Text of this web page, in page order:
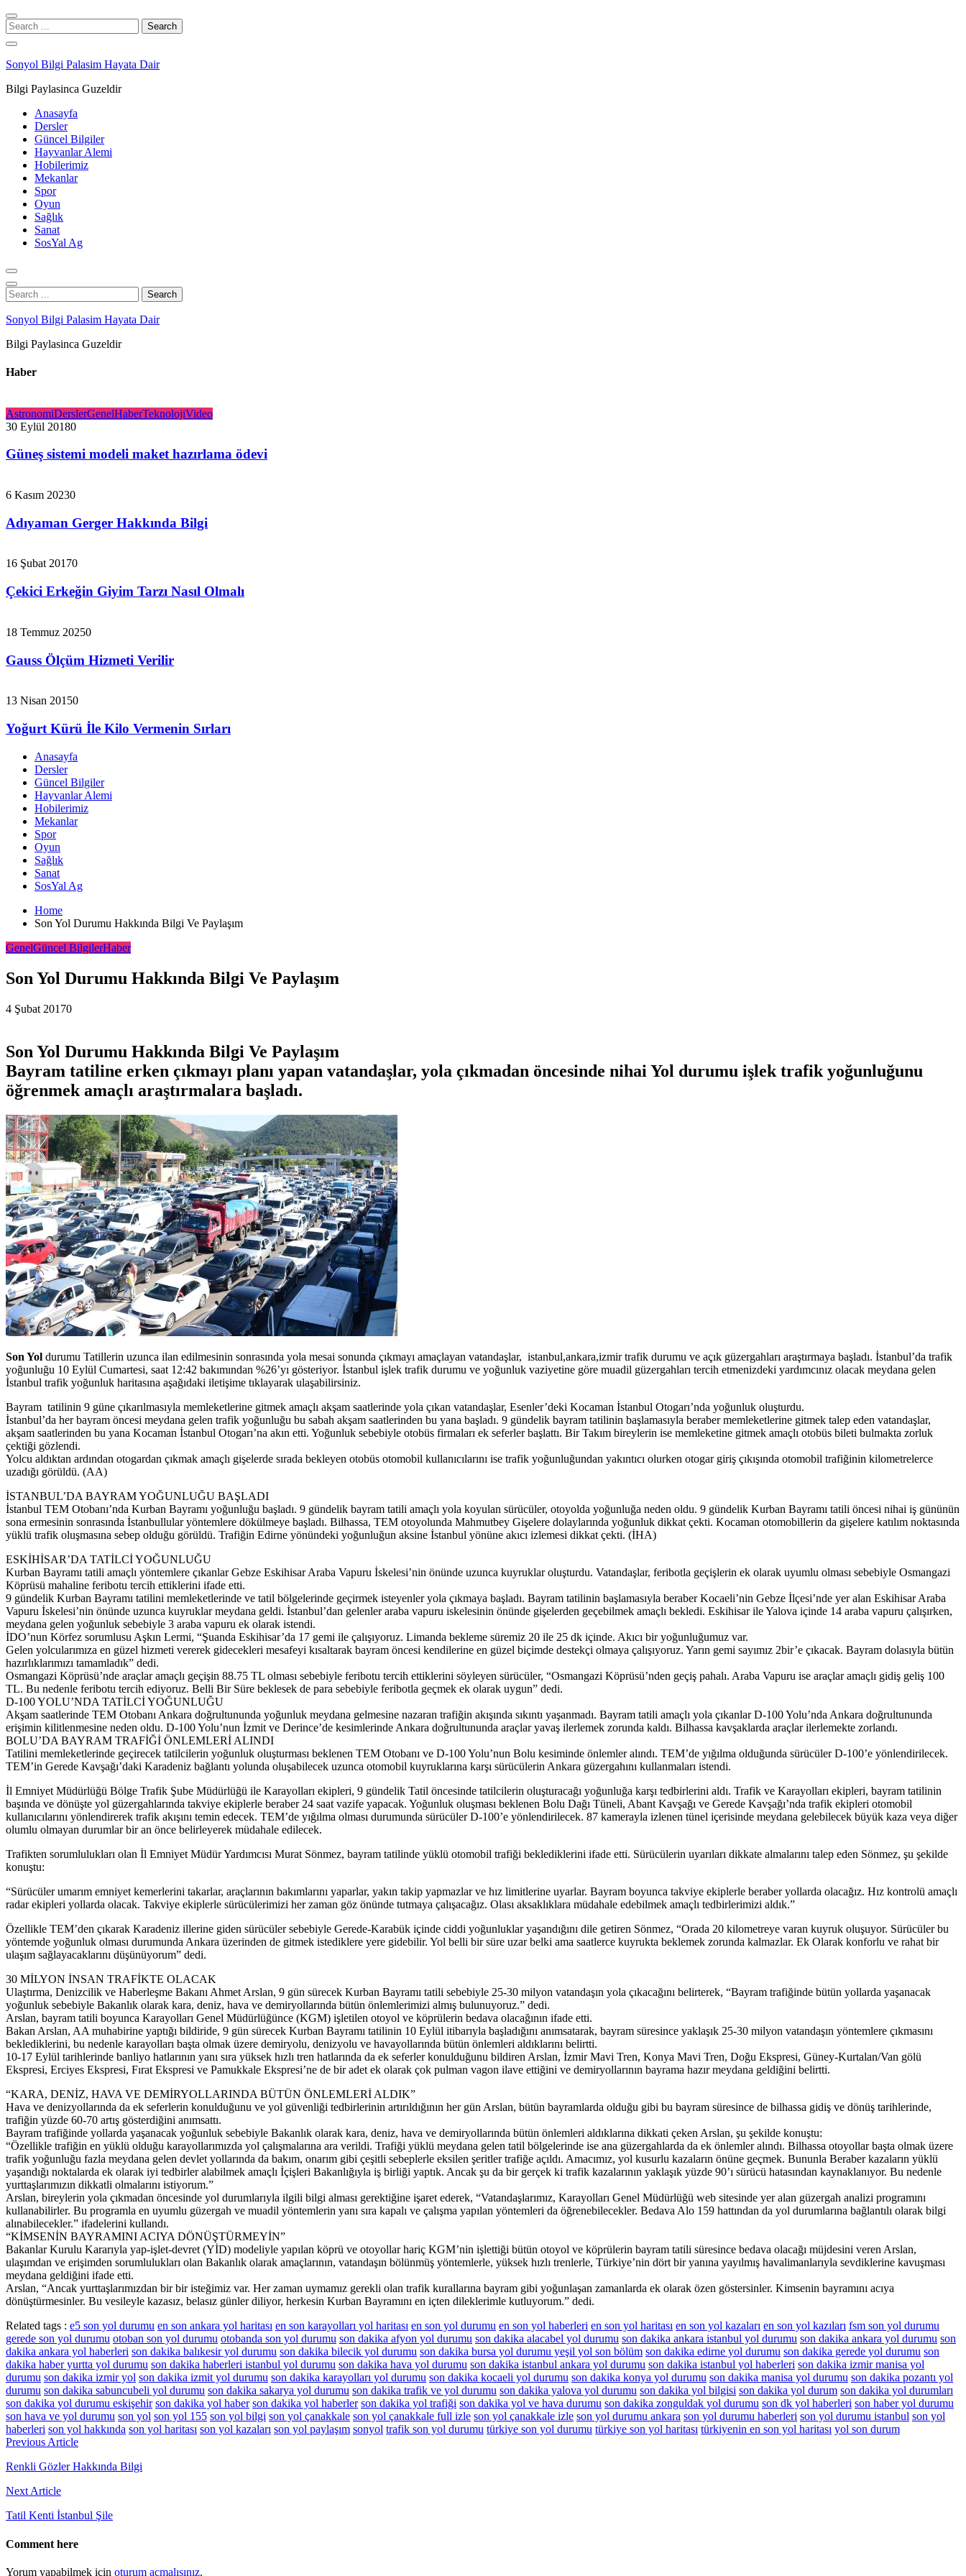
Skip
to
navigation
Skip
to
content
Search
for:
Sonyol Bilgi Palasim Hayata Dair
Bilgi Paylasinca Guzeldir
Anasayfa
Dersler
Güncel Bilgiler
Hayvanlar Alemi
Hobilerimiz
Mekanlar
Spor
Oyun
Sağlık
Sanat
SosYal Ag
Search
for:
Sonyol Bilgi Palasim Hayata Dair
Bilgi Paylasinca Guzeldir
Haber
AstronomiDerslerGenelHaberTeknolojiVideo
30 Eylül 20180
Güneş sistemi modeli maket hazırlama ödevi
6 Kasım 20230
Adıyaman Gerger Hakkında Bilgi
16 Şubat 20170
Çekici Erkeğin Giyim Tarzı Nasıl Olmalı
18 Temmuz 20250
Gauss Ölçüm Hizmeti Verilir
13 Nisan 20150
Yoğurt Kürü İle Kilo Vermenin Sırları
Anasayfa
Dersler
Güncel Bilgiler
Hayvanlar Alemi
Hobilerimiz
Mekanlar
Spor
Oyun
Sağlık
Sanat
SosYal Ag
Home
Son Yol Durumu Hakkında Bilgi Ve Paylaşım
GenelGüncel BilgilerHaber
Son Yol Durumu Hakkında Bilgi Ve Paylaşım
4 Şubat 20170
Son Yol Durumu Hakkında Bilgi Ve Paylaşım
Bayram tatiline erken çıkmayı planı yapan vatandaşlar, yola çıkmadan öncesinde nihai Yol durumu işlek trafik yoğunluğunu
öğrenmek amaçlı araştırmalara başladı.
Son Yol durumu Tatillerin uzunca ilan edilmesinin sonrasında yola mesai sonunda çıkmayı amaçlayan vatandaşlar, istanbul,ankara,izmir trafik durumu ve açık güzergahları araştırmaya başladı. İstanbul’da trafik
yoğunluğu 10 Eylül Cumartesi, saat 12:42 bakımından %26’yı gösteriyor. İstanbul işlek trafik durumu ve yoğunluk vaziyetine göre muadil güzergahları tercih etmenizdeki yardımcınız olacak meydana gelen
İstanbul trafik yoğunluk haritasına aşağıdaki iletişime tıklayarak ulaşabilirsiniz.
Bayram tatilinin 9 güne çıkarılmasıyla memleketlerine gitmek amaçlı akşam saatlerinde yola çıkan vatandaşlar, Esenler’deki Kocaman İstanbul Otogarı’nda yoğunluk oluşturdu.
İstanbul’da her bayram öncesi meydana gelen trafik yoğunluğu bu sabah akşam saatlerinden bu yana başladı. 9 gündelik bayram tatilinin başlamasıyla beraber memleketlerine gitmek talep eden vatandaşlar,
akşam saatlerinden bu yana Kocaman İstanbul Otogarı’na akın etti. Yoğunluk sebebiyle otobüs firmaları ek seferler başlattı. Bir Takım bireylerin ise memleketine gitmek amaçlı otobüs bileti bulmakta zorluk
çektiği gözlendi.
Yolcu aldıktan ardından otogardan çıkmak amaçlı gişelerde sırada bekleyen otobüs otomobil kullanıcılarını ise trafik yoğunluğundan yakıntıcı olurken otogar giriş çıkışında otomobil trafiğinin kilometrelerce
uzadığı görüldü. (AA)
İSTANBUL’DA BAYRAM YOĞUNLUĞU BAŞLADI
İstanbul TEM Otobanı’nda Kurban Bayramı yoğunluğu başladı. 9 gündelik bayram tatili amaçlı yola koyulan sürücüler, otoyolda yoğunluğa neden oldu. 9 gündelik Kurban Bayramı tatili öncesi nihai iş gününün
sona ermesinin sonrasında İstanbullular yöntemlere dökülmeye başladı. Bilhassa, TEM otoyolunda Mahmutbey Gişelere dolaylarında yoğunluk dikkat çekti. Kocaman otomobillerin da gişelere katılım noktasında
yüklü trafik oluşmasına sebep olduğu görüldü. Trafiğin Edirne yönündeki yoğunluğun aksine İstanbul yönüne akıcı izlemesi dikkat çekti. (İHA)
ESKİHİSAR’DA TATİLCİ YOĞUNLUĞU
Kurban Bayramı tatili amaçlı yöntemlere çıkanlar Gebze Eskihisar Araba Vapuru İskelesi’nin önünde uzunca kuyruklar oluşturdu. Vatandaşlar, feribotla geçişlerin ek olarak uyumlu olması sebebiyle Osmangazi
Köprüsü mahaline feribotu tercih ettiklerini ifade etti.
9 gündelik Kurban Bayramı tatilini memleketlerinde ve tatil bölgelerinde geçirmek isteyenler yola çıkmaya başladı. Bayram tatilinin başlamasıyla beraber Kocaeli’nin Gebze İlçesi’nde yer alan Eskihisar Araba
Vapuru İskelesi’nin önünde uzunca kuyruklar meydana geldi. İstanbul’dan gelenler araba vapuru iskelesinin önünde gişelerden geçebilmek amaçlı bekledi. Eskihisar ile Yalova içinde 14 araba vapuru çalışırken,
meydana gelen yoğunluk sebebiyle 3 araba vapuru ek olarak istendi.
İDO’nun Körfez sorumlusu Aşkın Lermi, “Şuanda Eskihisar’da 17 gemi ile çalışıyoruz. Limanda bekleme süremiz 20 ile 25 dk içinde. Akıcı bir yoğunluğumuz var.
Gelen yolcularımıza en güzel hizmeti vererek gidecekleri mesafeyi kısaltarak bayram öncesi kendilerine en güzel biçimde destekçi olmaya çalışıyoruz. Yarın gemi sayımız 2bir’e çıkacak. Bayram dolasıyla bütün
hazırlıklarımızı tamamladık” dedi.
Osmangazi Köprüsü’nde araçlar amaçlı geçişin 88.75 TL olması sebebiyle feribotu tercih ettiklerini söyleyen sürücüler, “Osmangazi Köprüsü’nden geçiş pahalı. Araba Vapuru ise araçlar amaçlı gidiş geliş 100
TL. Bu nedenle feribotu tercih ediyoruz. Belli Bir Süre beklesek de para sebebiyle feribotla geçmek ek olarak uygun” dedi.
D-100 YOLU’NDA TATİLCİ YOĞUNLUĞU
Akşam saatlerinde TEM Otobanı Ankara doğrultununda yoğunluk meydana gelmesine nazaran trafiğin akışında sıkıntı yaşanmadı. Bayram tatili amaçlı yola çıkanlar D-100 Yolu’nda Ankara doğrultununda
erişimin kilitlenmesine neden oldu. D-100 Yolu’nun İzmit ve Derince’de kesimlerinde Ankara doğrultununda araçlar yavaş ilerlemek zorunda kaldı. Bilhassa kavşaklarda araçlar ilerlemekte zorlandı.
BOLU’DA BAYRAM TRAFİĞİ ÖNLEMLERİ ALINDI
Tatilini memleketlerinde geçirecek tatilcilerin yoğunluk oluşturması beklenen TEM Otobanı ve D-100 Yolu’nun Bolu kesiminde önlemler alındı. TEM’de yığılma olduğunda sürücüler D-100’e yönlendirilecek.
TEM’in Gerede Kavşağı’daki Karadeniz bağlantı yolunda oluşabilecek uzunca otomobil kuyruklarına karşı sürücülerin Ankara güzergahını kullanmaları istendi.
İl Emniyet Müdürlüğü Bölge Trafik Şube Müdürlüğü ile Karayolları ekipleri, 9 gündelik Tatil öncesinde tatilcilerin oluşturacağı yoğunluğa karşı tedbirlerini aldı. Trafik ve Karayolları ekipleri, bayram tatilinin
başında ve dönüşte yol güzergahlarında takviye ekiplerle beraber 24 saat vazife yapacak. Yoğunluk oluşması beklenen Bolu Dağı Tüneli, Abant Kavşağı ve Gerede Kavşağı’nda trafik ekipleri otomobil
kullanıcılarını yönlendirerek trafik akışını temin edecek. TEM’de yığılma olması durumunda sürücüler D-100’e yönlendirilecek. 87 kamerayla izlenen tünel içerisinde meydana gelebilecek büyük kaza veya diğer
olumlu olmayan durumlar bir an önce belirleyerek müdahale edilecek.
Trafikten sorumlulukları olan İl Emniyet Müdür Yardımcısı Murat Sönmez, bayram tatilinde yüklü otomobil trafiği beklediklerini ifade etti. Sürücülerin uyarıları dikkate almalarını talep eden Sönmez, şu şekilde
konuştu:
“Sürücüler umarım emniyet kemerlerini takarlar, araçlarının bakımlarını yaparlar, yakın takip yapmazlar ve hız limitlerine uyarlar. Bayram boyunca takviye ekiplerle beraber yollarda olacağız. Hız kontrolü amaçlı
radar ekipleri yollarda olacak. Takviye ekiplerle sürücülerimizi her zaman göz önünde tutmaya çalışacağız. Olası aksaklıklara müdahale edebilmek amaçlı tedbirlerimizi aldık.”
Özellikle TEM’den çıkarak Karadeniz illerine giden sürücüler sebebiyle Gerede-Karabük içinde ciddi yoğunluklar yaşandığını dile getiren Sönmez, “Orada 20 kilometreye varan kuyruk oluşuyor. Sürücüler bu
yöntemde yoğunluk olması durumunda Ankara üzerinden de gitmek istediklere yere gidebilir. Yol belli bir süre uzar belki ama saatlerce kuyrukta beklemek zorunda kalmazlar. Ek Olarak konforlu ve rahat bir
ulaşım sağlayacaklarını düşünüyorum” dedi.
30 MİLYON İNSAN TRAFİKTE OLACAK
Ulaştırma, Denizcilik ve Haberleşme Bakanı Ahmet Arslan, 9 gün sürecek Kurban Bayramı tatili sebebiyle 25-30 milyon vatandaşın yola çıkacağını belirterek, “Bayram trafiğinde bütün yollarda yaşanacak
yoğunluk sebebiyle Bakanlık olarak kara, deniz, hava ve demiryollarında bütün önlemlerimizi almış bulunuyoruz.” dedi.
Arslan, bayram tatili boyunca Karayolları Genel Müdürlüğünce (KGM) işletilen otoyol ve köprülerin bedava olacağının ifade etti.
Bakan Arslan, AA muhabirine yaptığı bildiride, 9 gün sürecek Kurban Bayramı tatilinin 10 Eylül itibarıyla başladığını anımsatarak, bayram süresince yaklaşık 25-30 milyon vatandaşın yöntemlere çıkmasını
beklediklerini, bu nedenle karayolları başta olmak üzere demiryolu, denizyolu ve havayollarında bütün önlemleri aldıklarını belirtti.
10-17 Eylül tarihlerinde banliyo hatlarının yanı sıra yüksek hızlı tren hatlarında da ek seferler konulduğunu bildiren Arslan, İzmir Mavi Tren, Konya Mavi Tren, Doğu Ekspresi, Güney-Kurtalan/Van gölü
Ekspresi, Erciyes Ekspresi, Fırat Ekspresi ve Pamukkale Ekspresi’ne de bir adet ek olarak çok pulman vagon ilave ettiğini ve demiryollarının bayrama hazır meydana geldiğini belirtti.
“KARA, DENİZ, HAVA VE DEMİRYOLLARINDA BÜTÜN ÖNLEMLERİ ALDIK”
Hava ve denizyollarında da ek seferlerin konulduğunu ve yol güvenliği tedbirlerinin artırıldığının her gün Arslan, bütün bayramlarda olduğu gibi bu bayram süresince de bilhassa gidiş ve dönüş tarihlerinde,
trafiğin yüzde 60-70 artış gösterdiğini anımsattı.
Bayram trafiğinde yollarda yaşanacak yoğunluk sebebiyle Bakanlık olarak kara, deniz, hava ve demiryollarında bütün önlemleri aldıklarına dikkati çeken Arslan, şu şekilde konuştu:
“Özellikle trafiğin en yüklü olduğu karayollarımızda yol çalışmalarına ara verildi. Trafiği yüklü meydana gelen tatil bölgelerinde ise ana güzergahlarda da ek önlemler alındı. Bilhassa otoyollar başta olmak üzere
trafik yoğunluğu fazla meydana gelen devlet yollarında da bakım, onarım gibi çeşitli sebeplerle eksilen şeritler trafiğe açıldı. Amacımız, yol kusurlu kazaların önüne geçmek. Bununla Beraber kazaların yüklü
yaşandığı noktalarda ek olarak iyi tedbirler alabilmek amaçlı İçişleri Bakanlığıyla iş birliği yaptık. Ancak şu da bir gerçek ki trafik kazalarının yaklaşık yüzde 90’ı sürücü hatasından kaynaklanıyor. Bu nedenle
yurttaşlarımızın dikkatli olmalarını istiyorum.”
Arslan, bireylerin yola çıkmadan öncesinde yol durumlarıyla ilgili bilgi alması gerektiğine işaret ederek, “Vatandaşlarımız, Karayolları Genel Müdürlüğü web sitesinde yer alan güzergah analizi programını
kullanabilirler. Bu programla en uyumlu güzergah ve muadil yöntemlerin yanı sıra kapalı ve çalışma yapılan yöntemleri da öğrenebilecekler. Bedava Alo 159 hattından da yol durumlarına bağlantılı olarak bilgi
alınabilecekler.” ifadelerini kullandı.
“KİMSENİN BAYRAMINI ACIYA DÖNÜŞTÜRMEYİN”
Bakanlar Kurulu Kararıyla yap-işlet-devret (YİD) modeliyle yapılan köprü ve otoyollar hariç KGM’nin işlettiği bütün otoyol ve köprülerin bayram tatili süresince bedava olacağı müjdesini veren Arslan,
ulaşımdan ve erişimden sorumlulukları olan Bakanlık olarak amaçlarının, vatandaşın bölünmüş yöntemlerle, yüksek hızlı trenlerle, Türkiye’nin dört bir yanına yayılmış havalimanlarıyla sevdiklerine kavuşması
meydana geldiğini ifade etti.
Arslan, “Ancak yurttaşlarımızdan bir bir isteğimiz var. Her zaman uymamız gerekli olan trafik kurallarına bayram gibi yoğunlaşan zamanlarda ek olarak özen göstersinler. Kimsenin bayramını acıya
dönüştürmesinler. Bu vesileyle kazasız, belasız günler diliyor, herkesin Kurban Bayramını en içten dileklerimle kutluyorum.” dedi.
Related tags : e5 son yol durumu en son ankara yol haritası en son karayolları yol haritası en son yol durumu en son yol haberleri en son yol haritası en son yol kazaları en son yol kazıları fsm son yol durumu
gerede son yol durumu otoban son yol durumu otobanda son yol durumu son dakika afyon yol durumu son dakika alacabel yol durumu son dakika ankara istanbul yol durumu son dakika ankara yol durumu son
dakika ankara yol haberleri son dakika balıkesir yol durumu son dakika bilecik yol durumu son dakika bursa yol durumu yeşil yol son bölüm son dakika edirne yol durumu son dakika gerede yol durumu son
dakika haber yurtta yol durumu son dakika haberleri istanbul yol durumu son dakika hava yol durumu son dakika istanbul ankara yol durumu son dakika istanbul yol haberleri son dakika izmir manisa yol
durumu son dakika izmir yol son dakika izmit yol durumu son dakika karayolları yol durumu son dakika kocaeli yol durumu son dakika konya yol durumu son dakika manisa yol durumu son dakika pozantı yol
durumu son dakika sabuncubeli yol durumu son dakika sakarya yol durumu son dakika trafik ve yol durumu son dakika yalova yol durumu son dakika yol bilgisi son dakika yol durum son dakika yol durumları
son dakika yol durumu eskişehir son dakika yol haber son dakika yol haberler son dakika yol trafiği son dakika yol ve hava durumu son dakika zonguldak yol durumu son dk yol haberleri son haber yol durumu
son hava ve yol durumu son yol son yol 155 son yol bilgi son yol çanakkale son yol çanakkale full izle son yol çanakkale izle son yol durumu ankara son yol durumu haberleri son yol durumu istanbul son yol
haberleri son yol hakkında son yol haritası son yol kazaları son yol paylaşım sonyol trafik son yol durumu türkiye son yol durumu türkiye son yol haritası türkiyenin en son yol haritası yol son durum
Yazı
gezinmesi
Previous Article
Renkli Gözler Hakkında Bilgi
Next Article
Tatil Kenti İstanbul Şile
Comment here
Yorum yapabilmek için oturum açmalısınız.